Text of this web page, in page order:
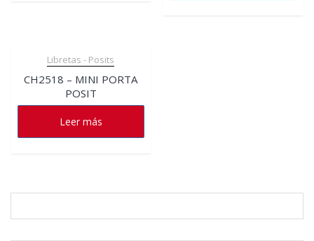
Libretas - Posits
CH2518 – MINI PORTA
POSIT
Leer más